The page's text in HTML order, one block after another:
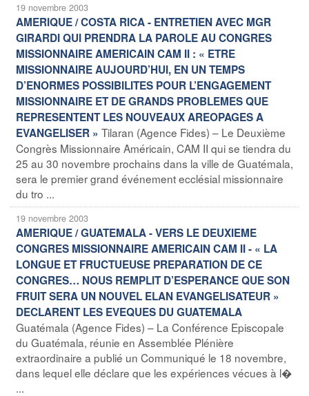
19 novembre 2003
AMERIQUE / COSTA RICA - ENTRETIEN AVEC MGR
GIRARDI QUI PRENDRA LA PAROLE AU CONGRES
MISSIONNAIRE AMERICAIN CAM II : « ETRE
MISSIONNAIRE AUJOURD’HUI, EN UN TEMPS
D’ENORMES POSSIBILITES POUR L’ENGAGEMENT
MISSIONNAIRE ET DE GRANDS PROBLEMES QUE
REPRESENTENT LES NOUVEAUX AREOPAGES A
EVANGELISER » Tilaran (Agence Fides) – Le Deuxième
Congrès Missionnaire Américain, CAM II qui se tiendra du
25 au 30 novembre prochains dans la ville de Guatémala,
sera le premier grand événement ecclésial missionnaire
du tro ...
19 novembre 2003
AMERIQUE / GUATEMALA - VERS LE DEUXIEME
CONGRES MISSIONNAIRE AMERICAIN CAM II - « LA
LONGUE ET FRUCTUEUSE PREPARATION DE CE
CONGRES… NOUS REMPLIT D’ESPERANCE QUE SON
FRUIT SERA UN NOUVEL ELAN EVANGELISATEUR »
DECLARENT LES EVEQUES DU GUATEMALA
Guatémala (Agence Fides) – La Conférence Episcopale
du Guatémala, réunie en Assemblée Plénière
extraordinaire a publié un Communiqué le 18 novembre,
dans lequel elle déclare que les expériences vécues à l�
...